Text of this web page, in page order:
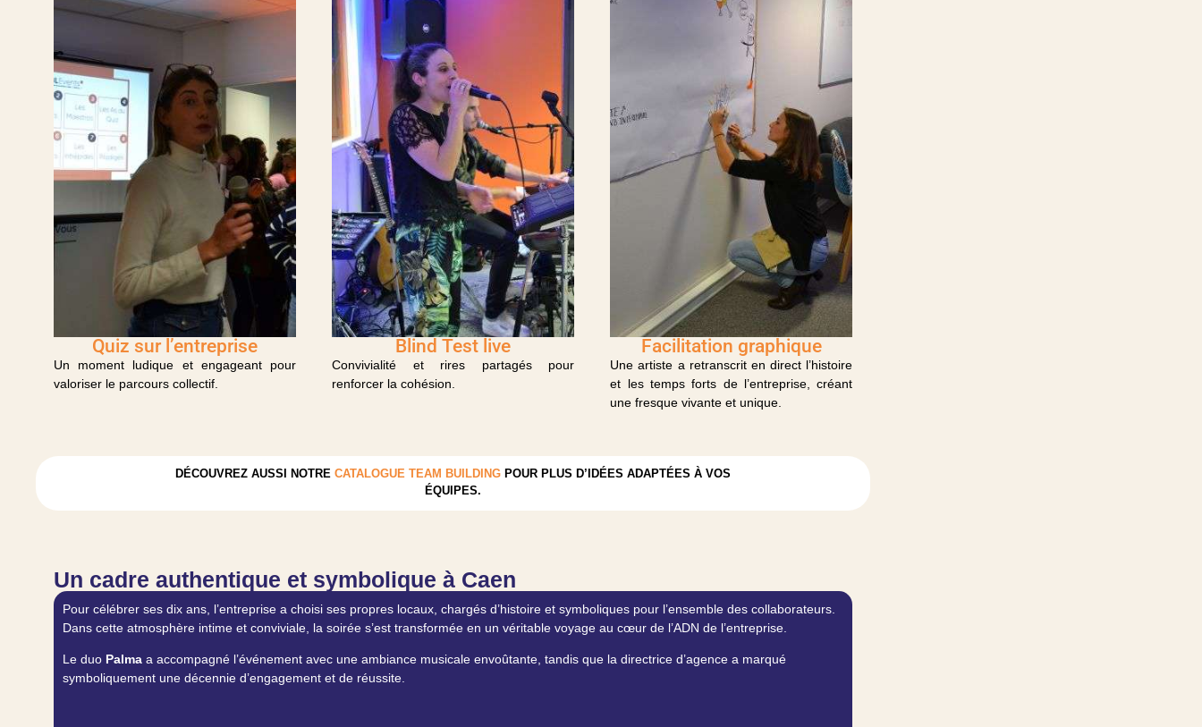
Quiz sur l’entreprise
Un moment ludique et engageant pour
valoriser le parcours collectif.
Blind Test live
Convivialité et rires partagés pour
renforcer la cohésion.
Facilitation graphique
Une artiste a retranscrit en direct l’histoire
et les temps forts de l’entreprise, créant
une fresque vivante et unique.
DÉCOUVREZ AUSSI NOTRECATALOGUE TEAM BUILDING POUR PLUS D’IDÉES ADAPTÉES À VOS
ÉQUIPES.
Un cadre authentique et symbolique à Caen
Pour célébrer ses dix ans, l’entreprise a choisi ses propres locaux, chargés d’histoire et symboliques pour l’ensemble des collaborateurs.
Dans cette atmosphère intime et conviviale, la soirée s’est transformée en un véritable voyage au cœur de l’ADN de l’entreprise.
Le duo Palma a accompagné l’événement avec une ambiance musicale envoûtante, tandis que la directrice d’agence a marqué
symboliquement une décennie d’engagement et de réussite.